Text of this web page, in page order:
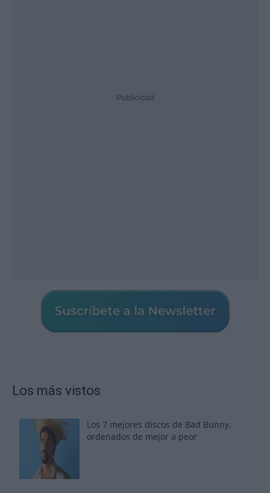
Publicidad
Los más vistos
Los 7 mejores discos de Bad Bunny,
ordenados de mejor a peor